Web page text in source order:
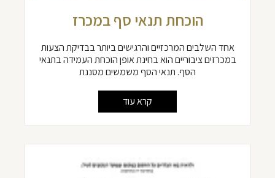
הוכחת תנאי סף במכרז
אחד השלבים המרכזיים והרגישים ביותר בבדיקת הצעות
במכרזים ציבוריים הוא בחינת אופן הוכחת העמידה בתנאי
הסף. תנאי הסף משמשים מסננת
קרא עוד